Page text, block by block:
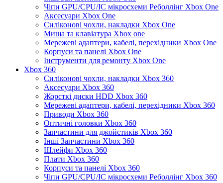
Чіпи GPU/CPU/IC мікросхеми Реболлінг Xbox One
Аксесуари Xbox One
Силіконові чохли, накладки Xbox One
Миша та клавіатура Xbox one
Мережеві адаптери, кабелі, перехідники Xbox One
Корпуси та панелі Xbox One
Інструменти для ремонту Xbox One
Xbox 360
Силіконові чохли, накладки Xbox 360
Аксесуари Xbox 360
Жорсткі диски HDD Xbox 360
Мережеві адаптери, кабелі, перехідники Xbox 360
Приводи Xbox 360
Оптичні головки Xbox 360
Запчастини для джойстиків Xbox 360
Інші Запчастини Xbox 360
Шлейфи Xbox 360
Плати Xbox 360
Корпуси та панелі Xbox 360
Чіпи GPU/CPU/IC мікросхеми Реболлінг Xbox 360